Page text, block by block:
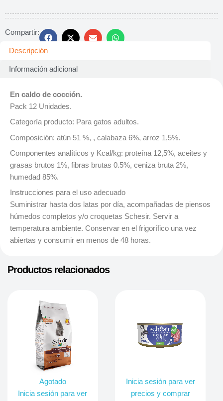
Compartir:
Descripción
Información adicional
En caldo de cocción.
Pack 12 Unidades.
Categoría producto: Para gatos adultos.
Composición: atún 51 %, , calabaza 6%, arroz 1,5%.
Componentes analíticos y Kcal/kg: proteína 12,5%, aceites y
grasas brutos 1%, fibras brutas 0.5%, ceniza bruta 2%,
humedad 85%.
Instrucciones para el uso adecuado
Suministrar hasta dos latas por día, acompañadas de piensos
húmedos completos y/o croquetas Schesir. Servir a
temperatura ambiente. Conservar en el frigorífico una vez
abiertas y consumir en menos de 48 horas.
Productos relacionados
Agotado
Inicia sesión para ver
Inicia sesión para ver
precios y comprar